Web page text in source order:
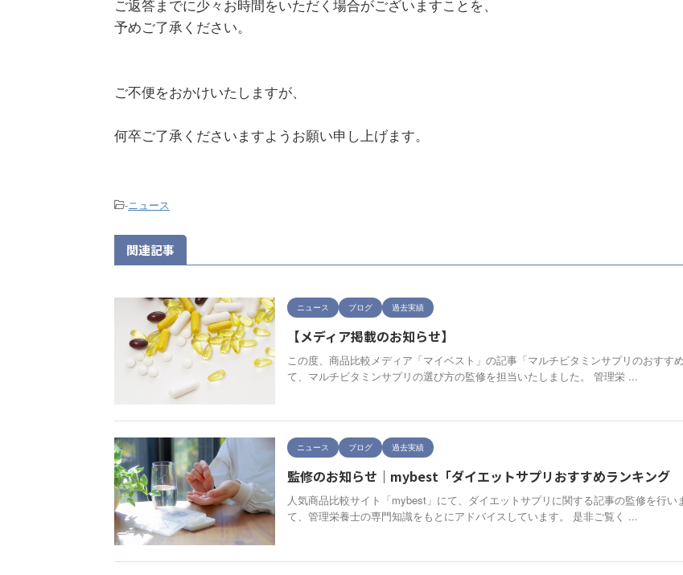
ご返答までに少々お時間をいただく場合がございますことを、
予めご了承ください。
ご不便をおかけいたしますが、
何卒ご了承くださいますようお願い申し上げます。
-ニュース
関連記事
ニュース ブログ 過去実績
【メディア掲載のお知らせ】
この度、商品比較メディア「マイベスト」の記事「マルチビタミンサプリのおす
て、マルチビタミンサプリの選び方の監修を担当いたしました。 管理栄 ...
ニュース ブログ 過去実績
監修のお知らせ｜mybest「ダイエットサプリおすすめランキング
人気商品比較サイト「mybest」にて、ダイエットサプリに関する記事の監修を行
て、管理栄養士の専門知識をもとにアドバイスしています。 是非ご覧く ...